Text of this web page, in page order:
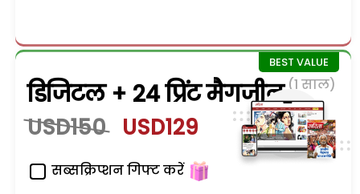
डिजिटल + 24 प्रिंट मैगजीन (1 साल)
USD150 USD129
सब्सक्रिप्शन गिफ्ट करें